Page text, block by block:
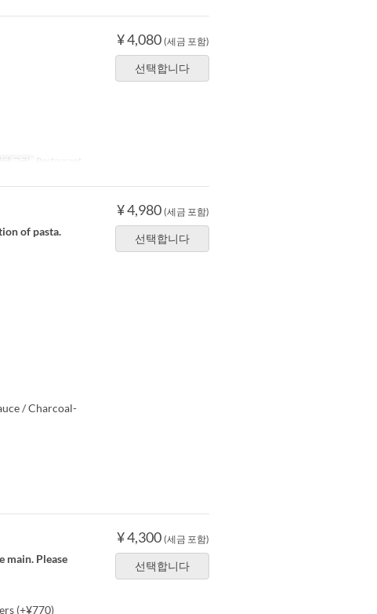
¥ 4,080 (세금 포함)
선택합니다
테고리 Restaurant
¥ 4,980 (세금 포함)
선택합니다
of pasta.
/ Charcoal-
¥ 4,300 (세금 포함)
선택합니다
main. Please
(+¥770)